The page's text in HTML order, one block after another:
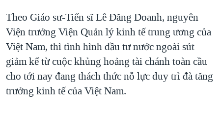
Theo Giáo sư-Tiến sĩ Lê Đăng Doanh, nguyên
Viện trưởng Viện Quản lý kinh tế trung ương của
Việt Nam, thì tình hình đầu tư nước ngoài sút
giảm kể từ cuộc khủng hoảng tài chánh toàn cầu
cho tới nay đang thách thức nỗ lực duy trì đà tăng
trưởng kinh tế của Việt Nam.